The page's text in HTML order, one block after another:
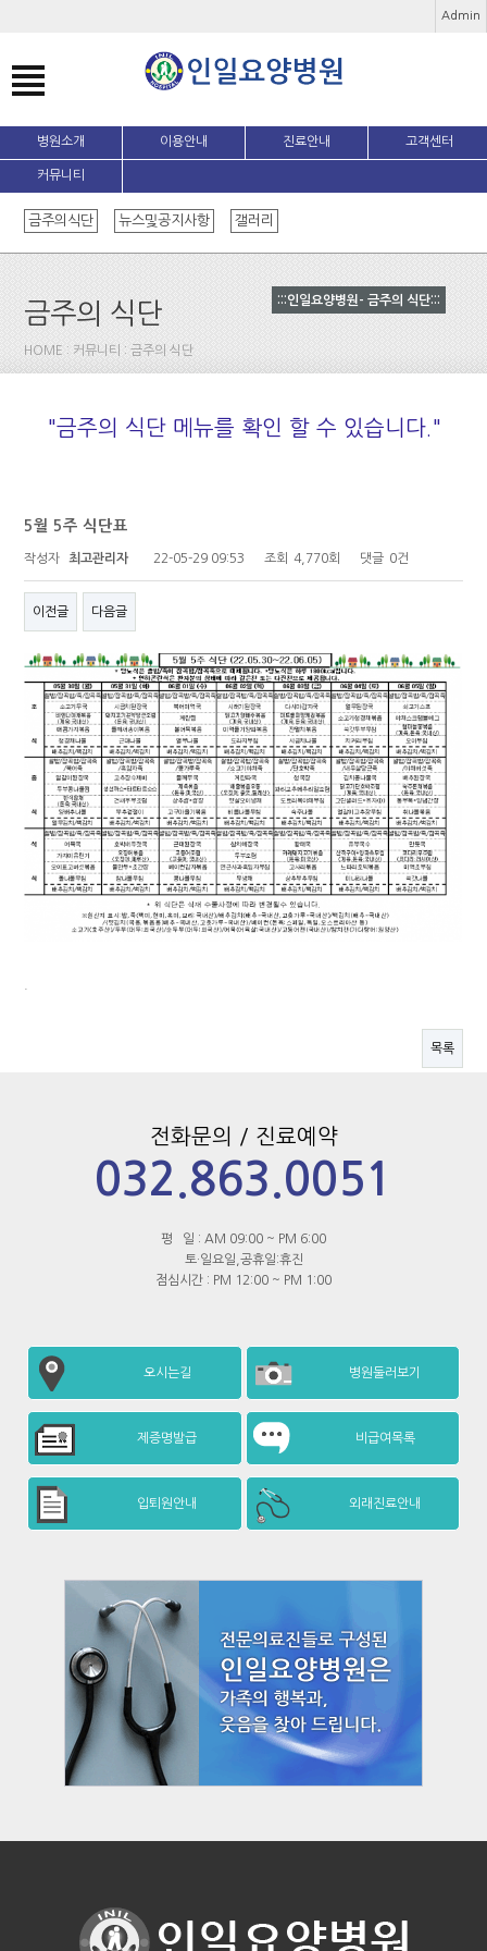
Admin
병원소개 이용안내 진료안내 고객센터
커뮤니티
금주의식단 뉴스및공지사항 갤러리
금주의 식단
HOME : 커뮤니티 : 금주의 식단
"금주의 식단 메뉴를 확인 할 수 있습니다."
:::인일요양병원- 금주의 식단:::
5월 5주 식단표
작성자 최고관리자 22-05-29 09:53 조회 4,770회 댓글 0건
이전글 다음글
목록
전화문의 / 진료예약
032.863.0051
평 일 : AM 09:00 ~ PM 6:00
토·일요일,공휴일:휴진
점심시간 : PM 12:00 ~ PM 1:00
오시는길 병원둘러보기
제증명발급 비급여목록
입퇴원안내 외래진료안내